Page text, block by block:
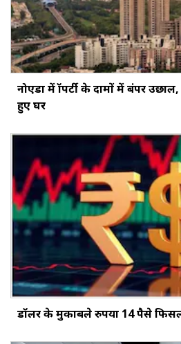
नोएडा में प्रॉपर्टी के दामों में बंपर
हुए घर
डॉलर के मुकाबले रुपया 14 पैसे